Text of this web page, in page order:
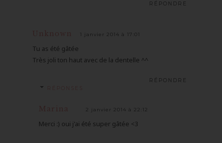
RÉPONDRE
1 janvier 2014 à 17:01
Tu as été gâtée
Très joli ton haut avec de la dentelle ^^
RÉPONDRE
2 janvier 2014 à 22:12
Merci :) oui j'ai été super gâtée <3